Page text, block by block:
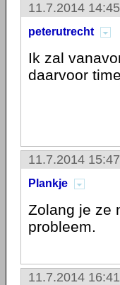
11.7.2014 14:45
peterutrecht
Ik zal
daarvoor
11.7.2014 15:47
Plankje
Zolang je ze
probleem.
11.7.2014 16:41